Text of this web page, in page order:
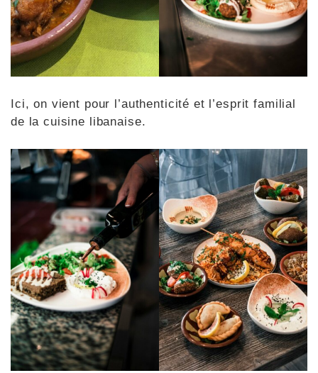
Ici, on vient pour l’authenticité et l’esprit familial
de la cuisine libanaise.